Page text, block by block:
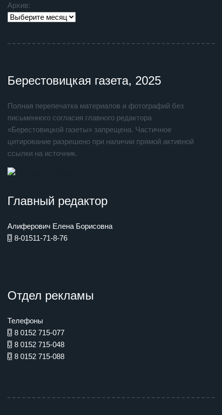
Архив:
Берестовицкая газета, 2025
Полная перепечатка материалов и фотографий без
письменного согласия главного редактора
«Берестовицкой газеты» запрещена. Частичное
цитирование разрешено при наличии прямой активной
ссылки на источник.
Главный редактор
Алиферович Елена Борисовна
8-01511-71-8-76
Отдел рекламы
Телефоны
8 0152 715-077
8 0152 715-048
8 0152 715-088